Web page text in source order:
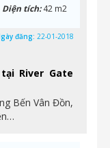
River Gate
Bến Vân Đồn,
Diện tích:42 m2
đăng: 22-01-2018